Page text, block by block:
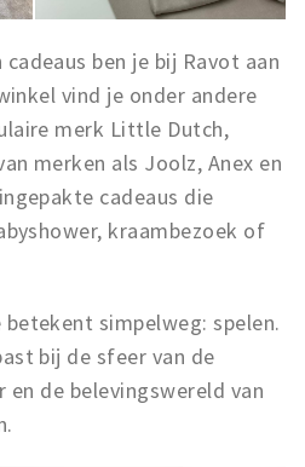
ben je bij Ravot aan
vind je onder andere
merk Little Dutch,
merken als Joolz, Anex en
cadeaus die
kraambezoek of
betekent simpelweg: spelen.
bij de sfeer van de
de belevingswereld van